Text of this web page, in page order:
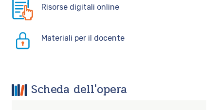
Risorse digitali online
Materiali per il docente
Scheda dell'opera